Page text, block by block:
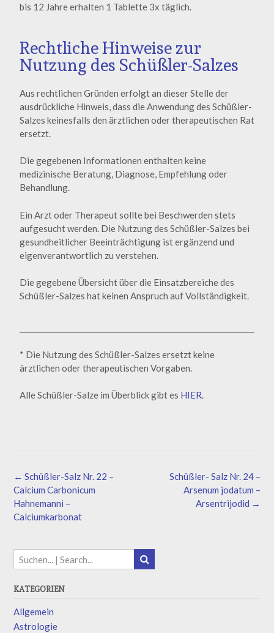
bis 12 Jahre erhalten 1 Tablette 3x täglich.
Rechtliche Hinweise zur
Nutzung des Schüßler-Salzes
Aus rechtlichen Gründen erfolgt an dieser Stelle der
ausdrückliche Hinweis, dass die Anwendung des Schüßler-
Salzes keinesfalls den ärztlichen oder therapeutischen Rat
ersetzt.
Die gegebenen Informationen enthalten keine
medizinische Beratung, Diagnose, Empfehlung oder
Behandlung.
Ein Arzt oder Therapeut sollte bei Beschwerden stets
aufgesucht werden. Die Nutzung des Schüßler-Salzes bei
gesundheitlicher Beeinträchtigung ist ergänzend und
eigenverantwortlich zu verstehen.
Die gegebene Übersicht über die Einsatzbereiche des
Schüßler-Salzes hat keinen Anspruch auf Vollständigkeit.
* Die Nutzung des Schüßler-Salzes ersetzt keine
ärztlichen oder therapeutischen Vorgaben.
Alle Schüßler-Salze im Überblick gibt es HIER.
Schüßler- Salz Nr. 24 –
Arsenum jodatum –
Arsentrijodid →
← Schüßler-Salz Nr. 22 –
Calcium Carbonicum
Hahnemanni –
Calciumkarbonat
KATEGORIEN
Allgemein
Astrologie